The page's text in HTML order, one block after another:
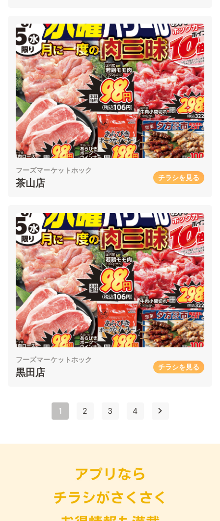
フーズマーケットホック
茶山店 チラシを見る
フーズマーケットホック
黒田店 チラシを見る
1 2 3 4